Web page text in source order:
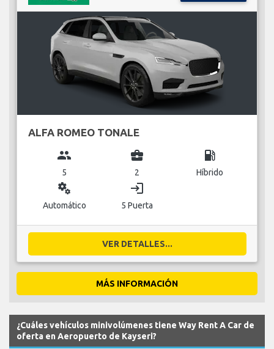
ALFA ROMEO TONALE
group
5
business_center
2
local_gas_station
Híbrido
miscellaneous_services
Automático
login
5 Puerta
VER DETALLES...
MÁS INFORMACIÓN
¿Cuáles vehículos minivolúmenes tiene Way Rent A Car de
oferta en Aeropuerto de Kayseri?